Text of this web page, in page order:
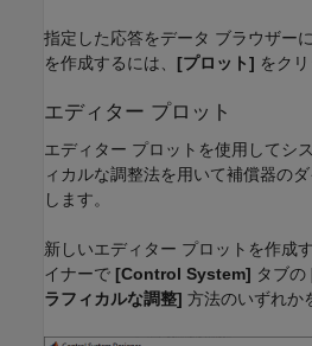
指定した応答をデータ ブラウザー
を作成するには、 [プロット] をクリ
エディター プロット
エディター プロットを使用してシ
ィカルな調整法を用いて補償器の
します。
新しいエディター プロットを作成す
イナーで [Control System] タブの
ラフィカルな調整] 方法のいずれか